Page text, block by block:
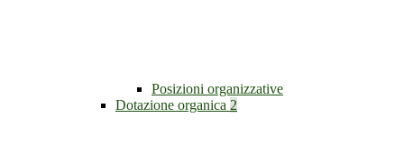
Posizioni organizzative
Dotazione organica 2